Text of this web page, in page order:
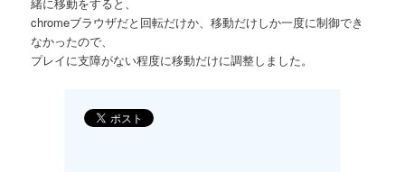
緒に移動をすると、
chromeブラウザだと回転だけか、移動だけしか一度に制御でき
なかったので、
プレイに支障がない程度に移動だけに調整しました。